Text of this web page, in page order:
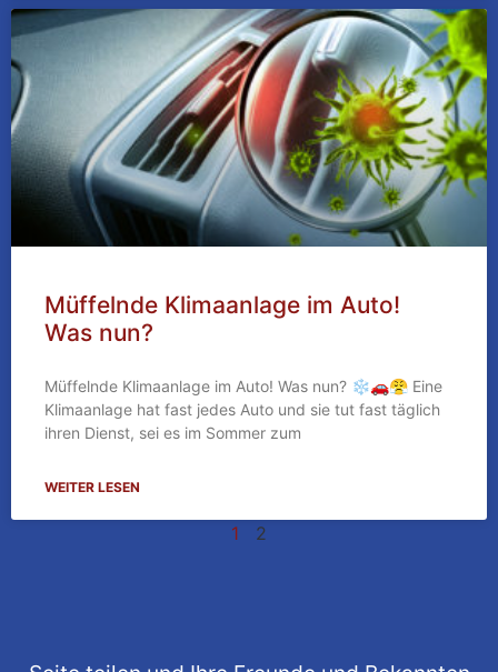
Müffelnde Klimaanlage im Auto!
Was nun?
Müffelnde Klimaanlage im Auto! Was nun? ❄🚗😤 Eine
Klimaanlage hat fast jedes Auto und sie tut fast täglich
ihren Dienst, sei es im Sommer zum
WEITER LESEN
1 2